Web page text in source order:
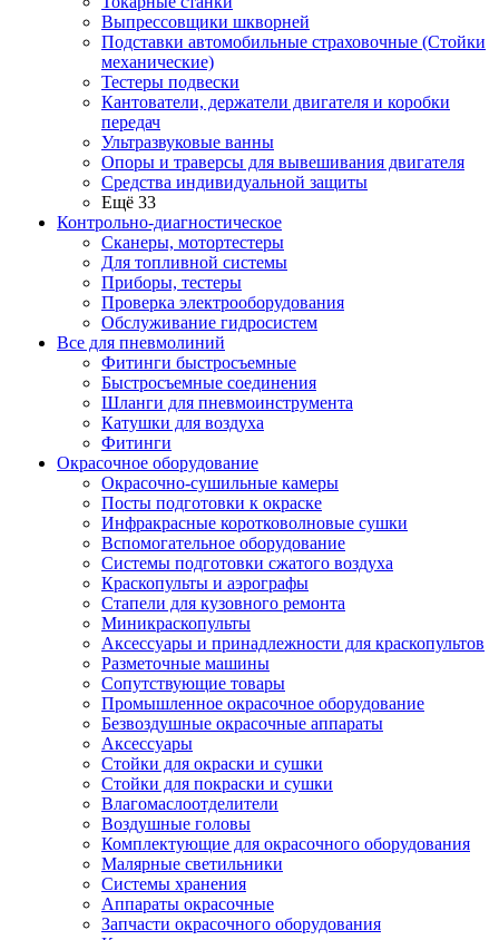
Выпрессовщики шкворней
Подставки автомобильные страховочные (Стойки
механические)
Тестеры подвески
Кантователи, держатели двигателя и коробки
передач
Ультразвуковые ванны
Опоры и траверсы для вывешивания двигателя
Средства индивидуальной защиты
Ещё 33
Контрольно-диагностическое
Сканеры, мотортестеры
Для топливной системы
Приборы, тестеры
Проверка электрооборудования
Обслуживание гидросистем
Все для пневмолиний
Фитинги быстросъемные
Быстросъемные соединения
Шланги для пневмоинструмента
Катушки для воздуха
Фитинги
Окрасочное оборудование
Окрасочно-сушильные камеры
Посты подготовки к окраске
Инфракрасные коротковолновые сушки
Вспомогательное оборудование
Системы подготовки сжатого воздуха
Краскопульты и аэрографы
Стапели для кузовного ремонта
Миникраскопульты
Аксессуары и принадлежности для краскопультов
Разметочные машины
Сопутствующие товары
Промышленное окрасочное оборудование
Безвоздушные окрасочные аппараты
Аксессуары
Стойки для окраски и сушки
Стойки для покраски и сушки
Влагомаслоотделители
Воздушные головы
Комплектующие для окрасочного оборудования
Малярные светильники
Системы хранения
Аппараты окрасочные
Запчасти окрасочного оборудования